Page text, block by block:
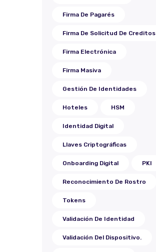
Firma De Pagarés
Firma De Solicitud De Creditos
Firma Electrónica
Firma Masiva
Gestión De Identidades
Hoteles HSM
Identidad Digital
Llaves Criptográficas
Onboarding Digital PKI
Reconocimiento De Rostro
Tokens
Validación De Identidad
Validación Del Dispositivo.